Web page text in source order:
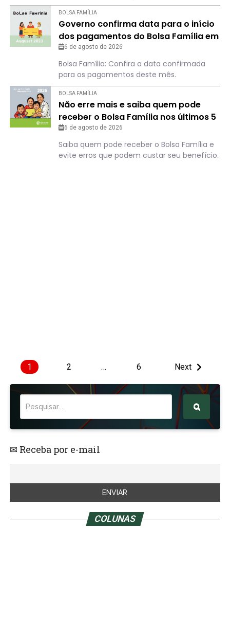
BOLSA FAMÍLIA
Governo confirma data para o início
dos pagamentos do Bolsa Família em
agosto
6 de agosto de 2026
Bolsa Família: Confira a data confirmada
para os pagamentos deste mês.
BOLSA FAMÍLIA
Não erre mais e saiba quem pode
receber o Bolsa Família nos últimos 5
meses de 2026
6 de agosto de 2026
Saiba quem pode receber o Bolsa Família e
evite erros que podem custar seu benefício.
1 2 … 6 Next
✉ Receba por e-mail
COLUNAS